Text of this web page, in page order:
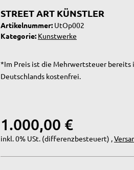
STREET ART KÜNSTLER
Artikelnummer: UtOp002
Kategorie: Kunstwerke
*Im Preis ist die Mehrwertsteuer bereits
Deutschlands kostenfrei.
1.000,00 €
inkl. 0% USt. (differenzbesteuert) ,